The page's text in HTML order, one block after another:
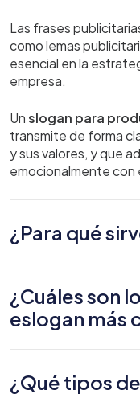
Las frases
como lemas
esencial en la
empresa.
Unslogan para
transmite de forma
y sus valores, y que
emocionalmente con
¿Para qué
¿Cuáles son
eslogan más
¿Qué tipos